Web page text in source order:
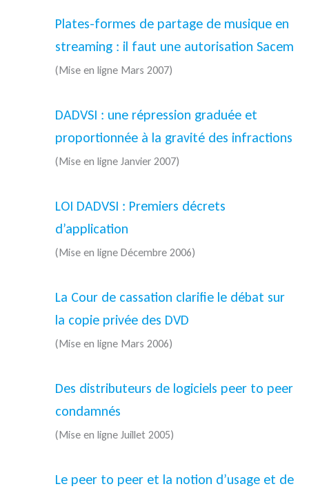
Plates-formes de partage de musique en
streaming : il faut une autorisation Sacem
(Mise en ligne Mars 2007)
DADVSI : une répression graduée et
proportionnée à la gravité des infractions
(Mise en ligne Janvier 2007)
LOI DADVSI : Premiers décrets
d’application
(Mise en ligne Décembre 2006)
La Cour de cassation clarifie le débat sur
la copie privée des DVD
(Mise en ligne Mars 2006)
Des distributeurs de logiciels peer to peer
condamnés
(Mise en ligne Juillet 2005)
Le peer to peer et la notion d’usage et de